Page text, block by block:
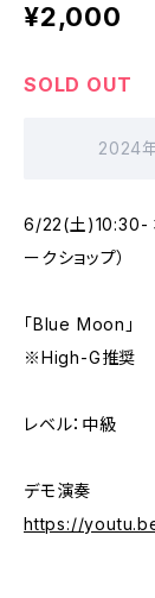
¥2,000
SOLD OUT
2024
6/22(土)10:30-
ークショップ）
「Blue Moon」
※High-G推奨
レベル：中級
デモ演奏
https://